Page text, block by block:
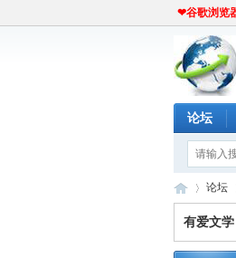
❤谷歌浏览
论坛
论坛
有爱文学